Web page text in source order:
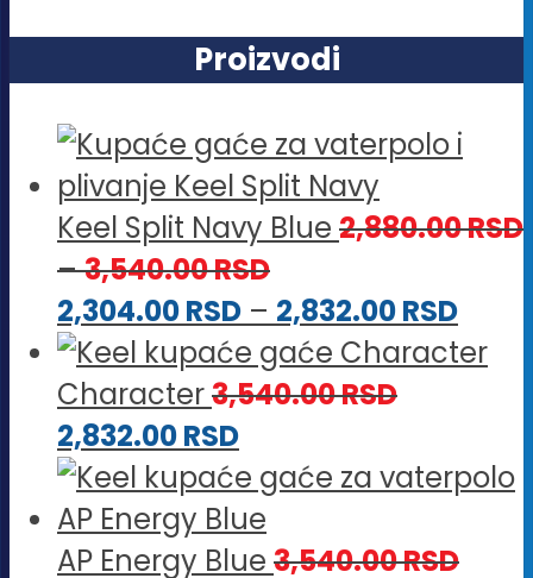
Proizvodi
Keel Split Navy Blue 2,880.00RSD
–3,540.00RSDRaspon
cena:
od
2,880.00 RSD
3,540.00 RSD
2,304.00RSD – 2,832.00RSD
do
Character3,540.00RSD
2,832.00RSD
AP Energy Blue 3,540.00RSD